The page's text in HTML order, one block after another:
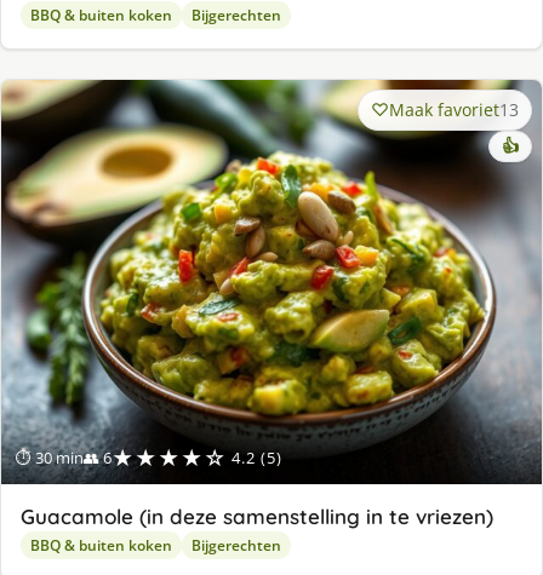
BBQ & buiten koken Bijgerechten
⏱ 30 min👥 6★★★★☆ 4.2 (5)
Maak favoriet13
👍
Guacamole (in deze samenstelling in te vriezen)
BBQ & buiten koken Bijgerechten